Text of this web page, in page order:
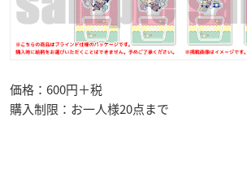
価格：600円＋税
購入制限：お一人様20点まで